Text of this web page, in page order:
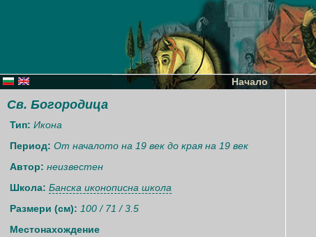
Начало
Св. Богородица
Тип: Икона
Период: От началото на 19 век до края на 19 век
Автор: неизвестен
Школа: Банска иконописна школа
Размери (см): 100 / 71 / 3.5
Местонахождение